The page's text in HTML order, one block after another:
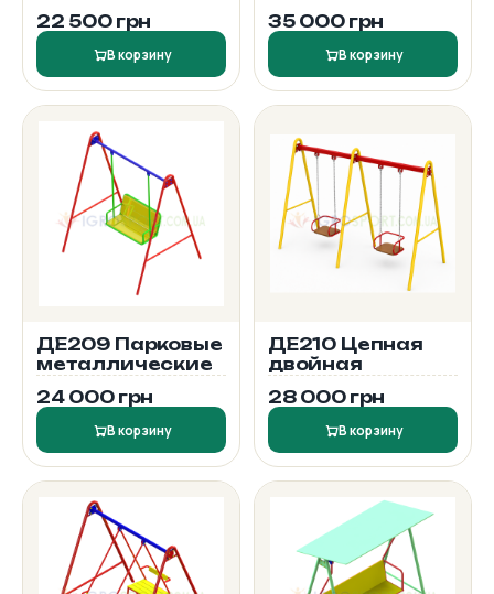
22 500 грн
В корзину
35 000 грн
В корзину
ДЕ209 Парковые
металлические
24 000 грн
В корзину
ДЕ210 Цепная
двойная
28 000 грн
В корзину